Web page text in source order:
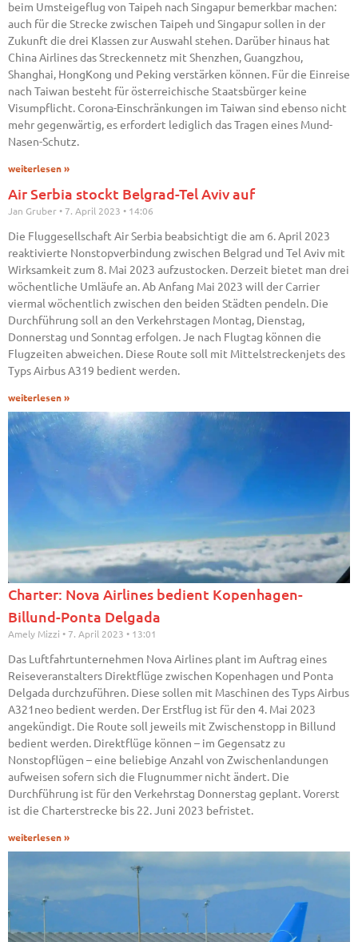
beim Umsteigeflug von Taipeh nach Singapur bemerkbar machen:
auch für die Strecke zwischen Taipeh und Singapur sollen in der
Zukunft die drei Klassen zur Auswahl stehen. Darüber hinaus hat
China Airlines das Streckennetz mit Shenzhen, Guangzhou,
Shanghai, HongKong und Peking verstärken können. Für die Einreise
nach Taiwan besteht für österreichische Staatsbürger keine
Visumpflicht. Corona-Einschränkungen im Taiwan sind ebenso nicht
mehr gegenwärtig, es erfordert lediglich das Tragen eines Mund-
Nasen-Schutz.
weiterlesen »
Air Serbia stockt Belgrad-Tel Aviv auf
Jan Gruber 7. April 2023 14:06
Die Fluggesellschaft Air Serbia beabsichtigt die am 6. April 2023
reaktivierte Nonstopverbindung zwischen Belgrad und Tel Aviv mit
Wirksamkeit zum 8. Mai 2023 aufzustocken. Derzeit bietet man drei
wöchentliche Umläufe an. Ab Anfang Mai 2023 will der Carrier
viermal wöchentlich zwischen den beiden Städten pendeln. Die
Durchführung soll an den Verkehrstagen Montag, Dienstag,
Donnerstag und Sonntag erfolgen. Je nach Flugtag können die
Flugzeiten abweichen. Diese Route soll mit Mittelstreckenjets des
Typs Airbus A319 bedient werden.
weiterlesen »
Charter: Nova Airlines bedient Kopenhagen-
Billund-Ponta Delgada
Amely Mizzi 7. April 2023 13:01
Das Luftfahrtunternehmen Nova Airlines plant im Auftrag eines
Reiseveranstalters Direktflüge zwischen Kopenhagen und Ponta
Delgada durchzuführen. Diese sollen mit Maschinen des Typs Airbus
A321neo bedient werden. Der Erstflug ist für den 4. Mai 2023
angekündigt. Die Route soll jeweils mit Zwischenstopp in Billund
bedient werden. Direktflüge können – im Gegensatz zu
Nonstopflügen – eine beliebige Anzahl von Zwischenlandungen
aufweisen sofern sich die Flugnummer nicht ändert. Die
Durchführung ist für den Verkehrstag Donnerstag geplant. Vorerst
ist die Charterstrecke bis 22. Juni 2023 befristet.
weiterlesen »